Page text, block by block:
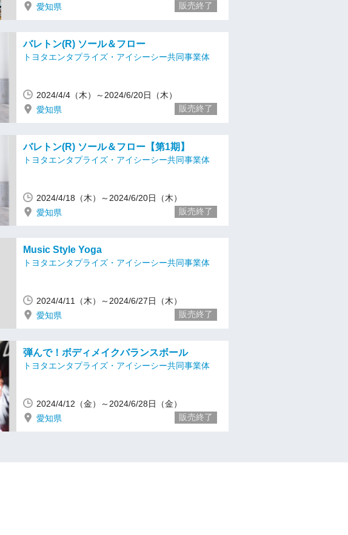
愛知県
販売終了
バレトン(R) ソール＆フロー
トヨタエンタプライズ・アイシーシー共同事業体
2024/4/4（木）～2024/6/20日（木）
愛知県
販売終了
バレトン(R) ソール＆フロー【第1期】
トヨタエンタプライズ・アイシーシー共同事業体
2024/4/18（木）～2024/6/20日（木）
愛知県
販売終了
Music Style Yoga
トヨタエンタプライズ・アイシーシー共同事業体
2024/4/11（木）～2024/6/27日（木）
愛知県
販売終了
弾んで！ボディメイクバランスボール
トヨタエンタプライズ・アイシーシー共同事業体
2024/4/12（金）～2024/6/28日（金）
愛知県
販売終了